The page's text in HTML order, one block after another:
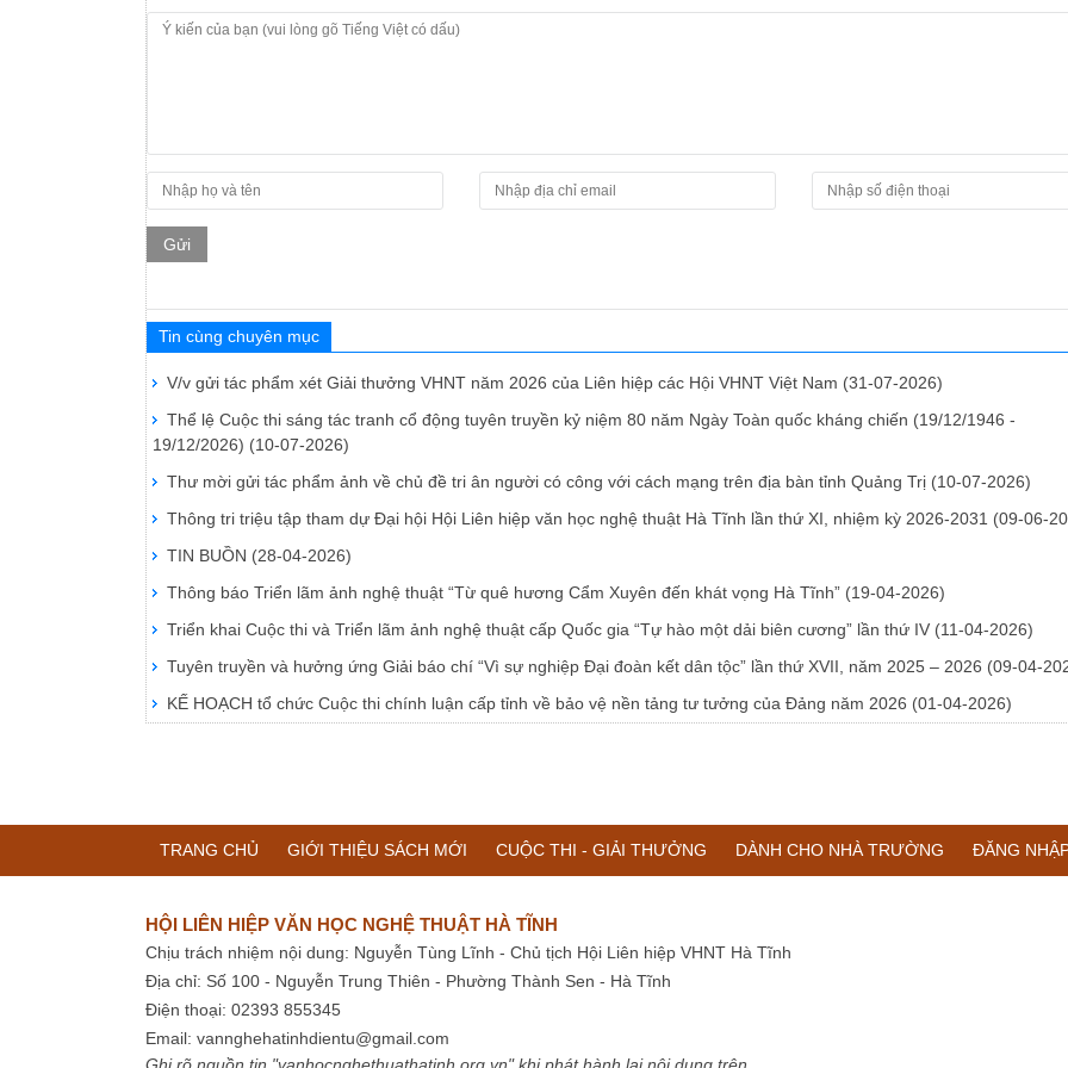
Gửi
Tin cùng chuyên mục
V/v gửi tác phẩm xét Giải thưởng VHNT năm 2026 của Liên hiệp các Hội VHNT Việt Nam (31-07-2026)
Thể lệ Cuộc thi sáng tác tranh cổ động tuyên truyền kỷ niệm 80 năm Ngày Toàn quốc kháng chiến (19/12/1946 -
19/12/2026) (10-07-2026)
Thư mời gửi tác phẩm ảnh về chủ đề tri ân người có công với cách mạng trên địa bàn tỉnh Quảng Trị (10-07-2026)
Thông tri triệu tập tham dự Đại hội Hội Liên hiệp văn học nghệ thuật Hà Tĩnh lần thứ XI, nhiệm kỳ 2026-2031 (09-06-
TIN BUỒN (28-04-2026)
Thông báo Triển lãm ảnh nghệ thuật “Từ quê hương Cẩm Xuyên đến khát vọng Hà Tĩnh” (19-04-2026)
Triển khai Cuộc thi và Triển lãm ảnh nghệ thuật cấp Quốc gia “Tự hào một dải biên cương” lần thứ IV (11-04-2026)
Tuyên truyền và hưởng ứng Giải báo chí “Vì sự nghiệp Đại đoàn kết dân tộc” lần thứ XVII, năm 2025 – 2026 (09-04-
KẾ HOẠCH tổ chức Cuộc thi chính luận cấp tỉnh về bảo vệ nền tảng tư tưởng của Đảng năm 2026 (01-04-2026)
TRANG CHỦ GIỚI THIỆU SÁCH MỚI CUỘC THI - GIẢI THƯỞNG DÀNH CHO NHÀ TRƯỜNG ĐĂNG
HỘI LIÊN HIỆP VĂN HỌC NGHỆ THUẬT HÀ TĨNH
Chịu trách nhiệm nội dung: Nguyễn Tùng Lĩnh - Chủ tịch Hội Liên hiệp VHNT Hà Tĩnh
Địa chỉ: Số 100 - Nguyễn Trung Thiên - Phường Thành Sen - Hà Tĩnh
Điện thoại: 02393 855345
Email: vannghehatinhdientu@gmail.com